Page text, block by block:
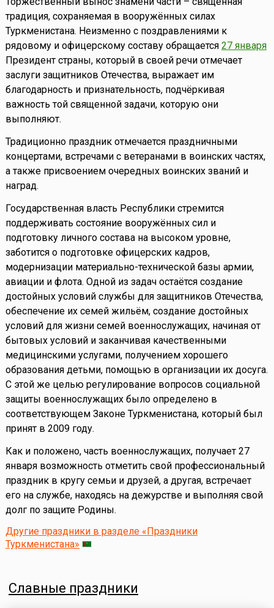
традиция, сохраняемая в вооружённых силах
Туркменистана. Неизменно с поздравлениями к
рядовому и офицерскому составу обращается 27 января
Президент страны, который в своей речи отмечает
заслуги защитников Отечества, выражает им
благодарность и признательность, подчёркивая
важность той священной задачи, которую они
выполняют.
Традиционно праздник отмечается праздничными
концертами, встречами с ветеранами в воинских частях,
а также присвоением очередных воинских званий и
наград.
Государственная власть Республики стремится
поддерживать состояние вооружённых сил и
подготовку личного состава на высоком уровне,
заботится о подготовке офицерских кадров,
модернизации материально-технической базы армии,
авиации и флота. Одной из задач остаётся создание
достойных условий службы для защитников Отечества,
обеспечение их семей жильём, создание достойных
условий для жизни семей военнослужащих, начиная от
бытовых условий и заканчивая качественными
медицинскими услугами, получением хорошего
образования детьми, помощью в организации их досуга.
С этой же целью регулирование вопросов социальной
защиты военнослужащих было определено в
соответствующем Законе Туркменистана, который был
принят в 2009 году.
Как и положено, часть военнослужащих, получает 27
января возможность отметить свой профессиональный
праздник в кругу семьи и друзей, а другая, встречает
его на службе, находясь на дежурстве и выполняя свой
долг по защите Родины.
Другие праздники в разделе «Праздники
Туркменистана»
Славные праздники